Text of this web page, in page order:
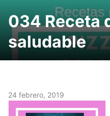
034 Receta
saludable
24 febrero, 2019